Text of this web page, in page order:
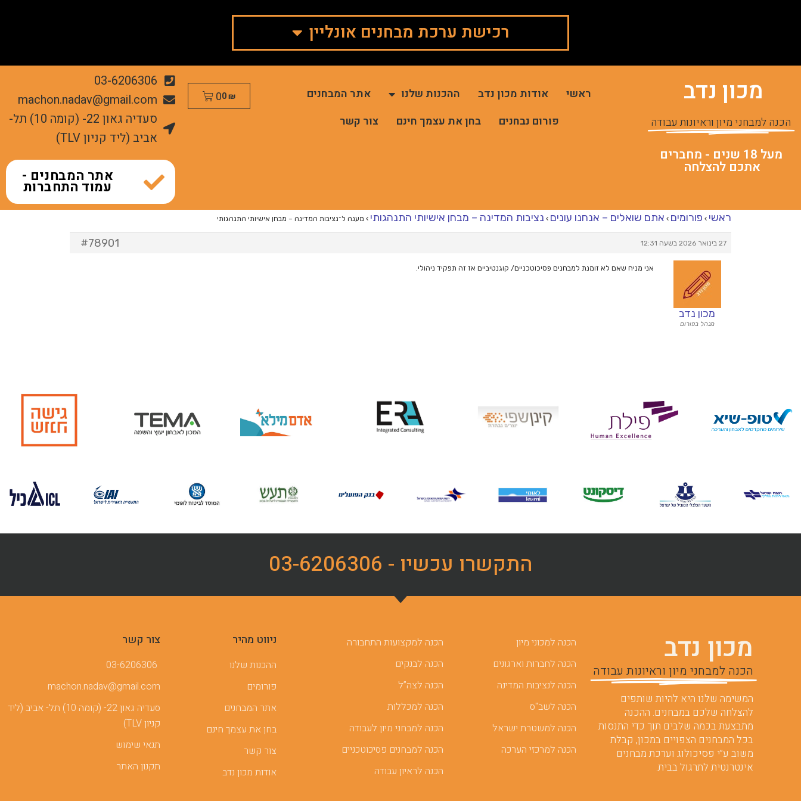
רכישת ערכת מבחנים אונליין
מכון נדב
הכנה למבחני מיון וראיונות עבודה
מעל 18 שנים - מחברים
אתכם להצלחה
ראשי אודות מכון נדב ההכנות שלנו
אתר המבחנים
פורום נבחנים
בחן את עצמך חינם צור קשר
0₪
0
03-6206306
machon.nadav@gmail.com
סעדיה גאון 22- (קומה 10) תל-
אביב (ליד קניון TLV)
אתר המבחנים -
עמוד התחברות
ראשי › פורומים › אתם שואלים – אנחנו עונים › נציבות המדינה – מבחן אישיותי התנהגותי › מענה ל־נציבות המדינה – מבחן אישיותי התנהגותי
27 בינואר 2026 בשעה 12:31 #78901
מכון נדב
מנהל בפורום
אני מניח שאם לא זומנת למבחנים פסיכוטכניים/ קוגנטיביים אז זה תפקיד ניהולי.
התקשרו עכשיו - 03-6206306
מכון נדב
הכנה למבחני מיון וראיונות עבודה
המשימה שלנו היא להיות שותפים
להצלחה שלכם במבחנים. ההכנה
מתבצעת בכמה שלבים תוך כדי התנסות
בכל המבחנים הצפויים במכון, קבלת
משוב ע”י פסיכולוג וערכת מבחנים
אינטרנטית לתרגול בבית.
הכנה למכוני מיון
הכנה לחברות וארגונים
הכנה לנציבות המדינה
הכנה לשב"ס
הכנה למשטרת ישראל
הכנה למרכזי הערכה
הכנה למקצועות התחבורה
הכנה לבנקים
הכנה לצה”ל
הכנה למכללות
הכנה למבחני מיון לעבודה
הכנה למבחנים פסיכוטכניים
הכנה לראיון עבודה
ניווט מהיר
ההכנות שלנו
פורומים
אתר המבחנים
בחן את עצמך חינם
צור קשר
אודות מכון נדב
צור קשר
03-6206306
machon.nadav@gmail.com
סעדיה גאון 22- (קומה 10) תל- אביב (ליד
קניון TLV)
תנאי שימוש
תקנון האתר